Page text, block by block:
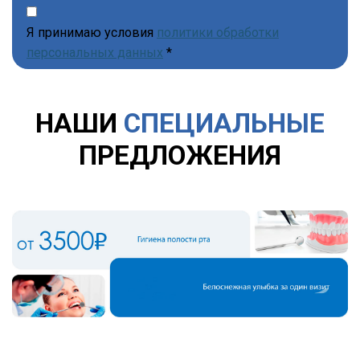
Я принимаю условия политики обработки
персональных данных *
НАШИ СПЕЦИАЛЬНЫЕ
ПРЕДЛОЖЕНИЯ